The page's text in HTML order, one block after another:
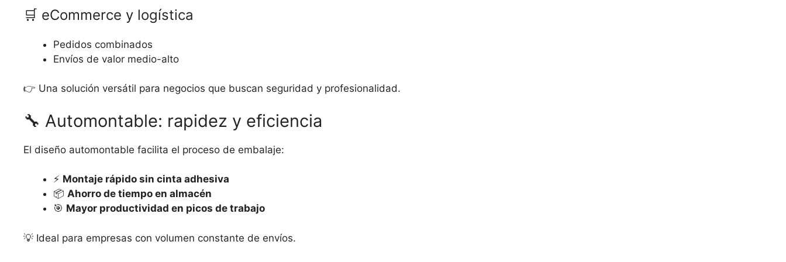
🛒 eCommerce y logística
Pedidos combinados
Envíos de valor medio-alto
👉 Una solución versátil para negocios que buscan seguridad y profesionalidad.
🔧 Automontable: rapidez y eficiencia
El diseño automontable facilita el proceso de embalaje:
⚡ Montaje rápido sin cinta adhesiva
📦 Ahorro de tiempo en almacén
🎯 Mayor productividad en picos de trabajo
💡 Ideal para empresas con volumen constante de envíos.